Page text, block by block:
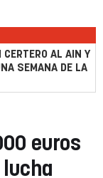
AL AIN Y
SEMANA DE LA
euros